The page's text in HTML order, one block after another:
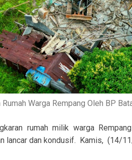
Warga Rempang Oleh BP
rumah milik warga
lancar dan kondusif. Kamis, (14/